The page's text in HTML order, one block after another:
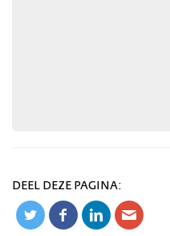
DEEL DEZE PAGINA: